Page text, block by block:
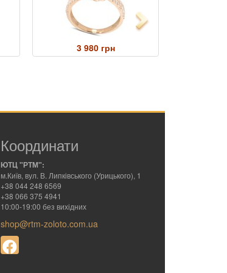
3 980 грн
Next
Координати
ЮТЦ "РТМ":
м.Київ, вул. В. Липківського (Урицького), 1
+38 044 248 6569
+38 066 375 4941
10:00-19:00 без вихідних
shop@rtm-zoloto.com.ua